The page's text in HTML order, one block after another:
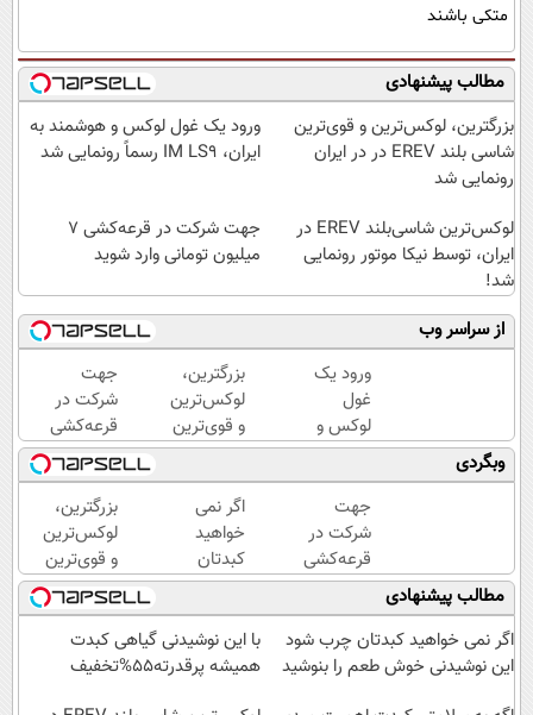
متکی باشند
مطالب پیشنهادی
بزرگترین، لوکس‌ترین و قوی‌ترین
شاسی بلند EREV در در ایران
رونمایی شد
ورود یک غول لوکس و هوشمند به
ایران، IM LS9 رسماً رونمایی شد
لوکس‌ترین شاسی‌بلند EREV در
ایران، توسط نیکا موتور رونمایی
شد!
جهت شرکت در قرعه‌کشی ۷
میلیون تومانی وارد شوید
از سراسر وب
ورود یک
غول
لوکس و
هوشمند
به ایران،
IM LS9
رسماً
رونمایی
شد
بزرگترین،
لوکس‌ترین
و قوی‌ترین
شاسی بلند
EREV در
در ایران
رونمایی
شد
جهت
شرکت در
قرعه‌کشی
۷ میلیون
تومانی
وارد شوید
وبگردی
جهت
شرکت در
قرعه‌کشی
۷ میلیون
تومانی
وارد شوید
اگر نمی
خواهید
کبدتان
چرب
شود این
نوشیدنی
خوش
بزرگترین،
لوکس‌ترین
و قوی‌ترین
شاسی بلند
EREV در
در ایران
رونمایی
مطالب پیشنهادی
اگر نمی خواهید کبدتان چرب شود
این نوشیدنی خوش طعم را بنوشید
با این نوشیدنی گیاهی کبدت
همیشه پرقدرته55%تخفیف